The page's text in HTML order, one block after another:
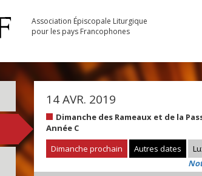
Association Épiscopale Liturgique
pour les pays Francophones
14 AVR. 2019
Dimanche des Rameaux et de la
Année C
Dimanche prochain
Autres dates